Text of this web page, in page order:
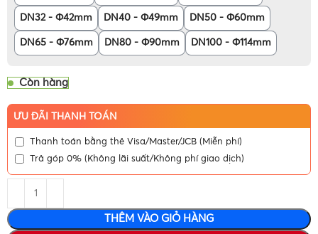
DN32 - Φ42mm DN40 - Φ49mm DN50 - Φ60mm
DN65 - Φ76mm DN80 - Φ90mm DN100 - Φ114mm
Còn hàng
ƯU ĐÃI THANH TOÁN
Thanh toán bằng thẻ Visa/Master/JCB (Miễn phí)
Trả góp 0% (Không lãi suất/Không phí giao dịch)
THÊM VÀO GIỎ HÀNG